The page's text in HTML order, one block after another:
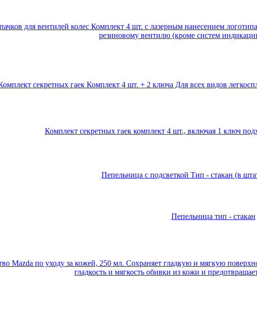
для вентилей колес Комплект 4 шт. с лазерным нанесением
резиновому вентилю (кроме систем
секретных гаек Комплект 4 шт. + 2 ключа Для всех видов
Комплект секретных гаек комплект 4 шт., включая 1 ключ
Пепельница с подсветкой Тип - стакан (в
Пепельница тип - стакан
Mazda по уходу за кожей, 250 мл. Сохраняет гладкую и мягкую
гладкость и мягкость обивки из кожи и